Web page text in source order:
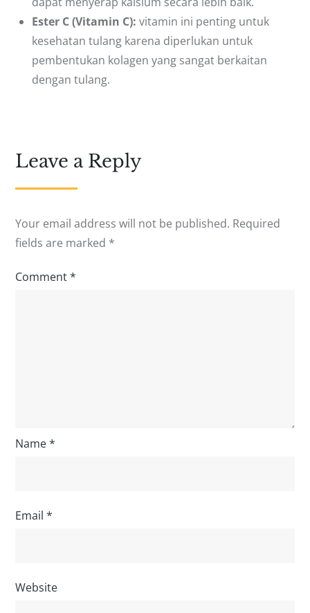
Ester C (Vitamin C): vitamin ini penting untuk
kesehatan tulang karena diperlukan untuk
pembentukan kolagen yang sangat berkaitan
dengan tulang.
Leave a Reply
Your email address will not be published. Required
fields are marked *
Comment*
Name*
Email*
Website